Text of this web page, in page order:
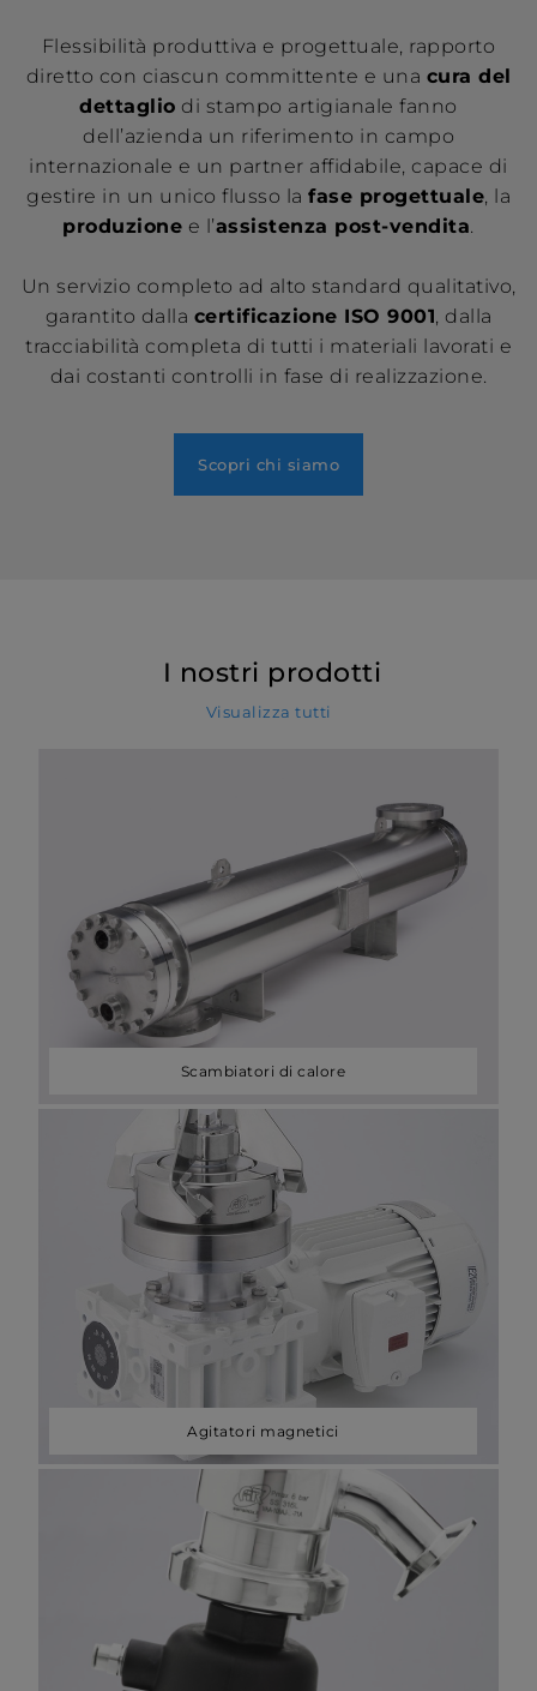
Flessibilità produttiva e progettuale, rapporto
diretto con ciascun committente e una cura del
dettaglio di stampo artigianale fanno
dell’azienda un riferimento in campo
internazionale e un partner affidabile, capace di
gestire in un unico flusso la fase progettuale, la
produzione e l’assistenza post-vendita.
Un servizio completo ad alto standard qualitativo,
garantito dalla certificazione ISO 9001, dalla
tracciabilità completa di tutti i materiali lavorati e
dai costanti controlli in fase di realizzazione.
Scopri chi siamo
I nostri prodotti
Visualizza tutti
Scambiatori di calore
Agitatori magnetici